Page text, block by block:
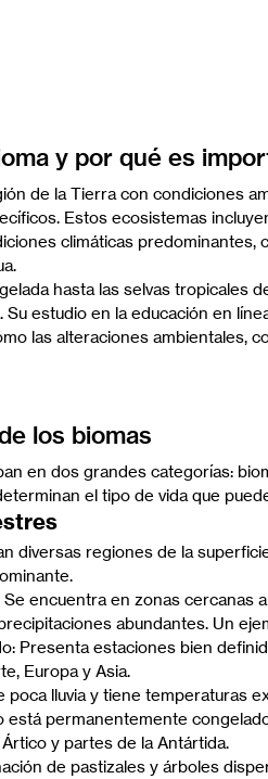
y por qué es
de la Tierra con condiciones
Estos ecosistemas
climáticas predominantes,
hasta las selvas tropicales
Su estudio en la educación en
las alteraciones ambientales,
los biomas
en dos grandes categorías:
el tipo de vida que
diversas regiones de la
Se encuentra en zonas cercanas
abundantes. Un
Presenta estaciones bien
Europa y Asia.
poca lluvia y tiene temperaturas
está permanentemente
y partes de la Antártida.
de pastizales y árboles